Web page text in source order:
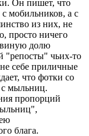
Он пишет, что
мобильников, а с
из них, не
просто ничего
долю
"репосты" чьих-то
себе приличные
что фотки со
с мыльниц.
пропорций
блага.